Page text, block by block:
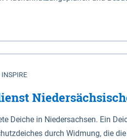
INSPIRE
Deiche in Niedersachsen. Ein
durch Widmung, die